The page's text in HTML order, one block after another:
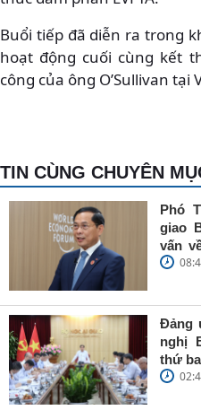
Buổi tiếp đã diễn ra trong
hoạt động cuối cùng kết
công của ông O’Sullivan tại
TIN CÙNG CHUYÊN
Phó
giao
vấn
Đảng
nghị
thứ